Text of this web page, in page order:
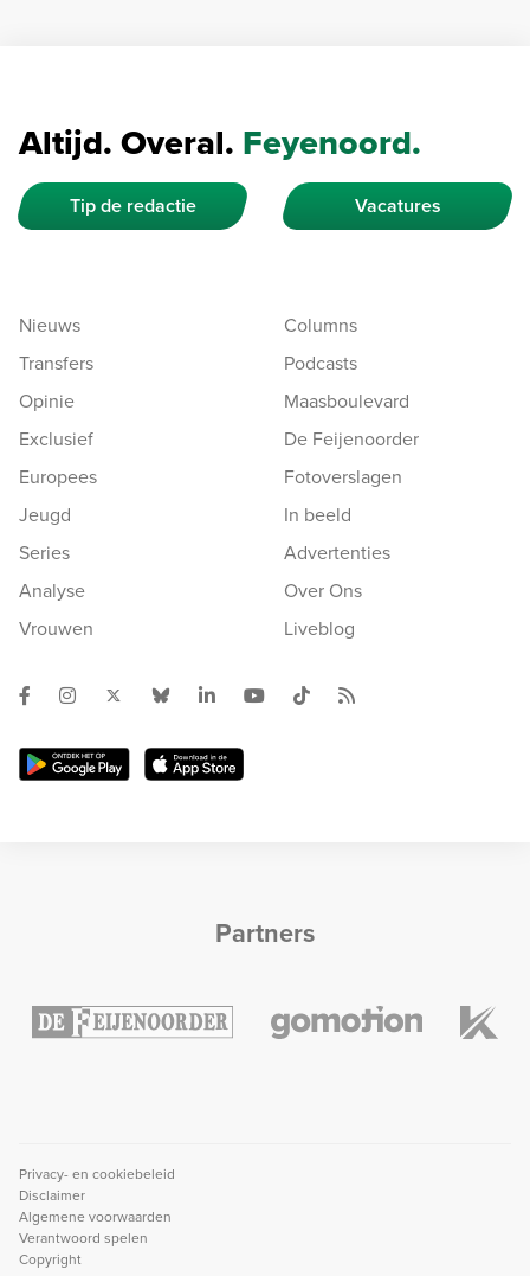
Altijd. Overal. Feyenoord.
Tip de redactie Vacatures
Nieuws
Transfers
Opinie
Exclusief
Europees
Jeugd
Series
Analyse
Vrouwen
Columns
Podcasts
Maasboulevard
De Feijenoorder
Fotoverslagen
In beeld
Advertenties
Over Ons
Liveblog
Partners
Privacy- en cookiebeleid
Disclaimer
Algemene voorwaarden
Verantwoord spelen
Copyright